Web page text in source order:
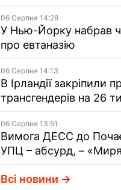
06 Серпня 14:28
У Нью-Йорку набрав
про евтаназію
06 Серпня 14:13
В Ірландії закріпили
трансгендерів на 26
06 Серпня 13:51
Вимога ДЕСС до
УПЦ – абсурд, –
Всі новини